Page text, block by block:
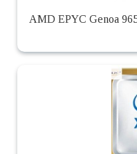
AMD EPYC Genoa